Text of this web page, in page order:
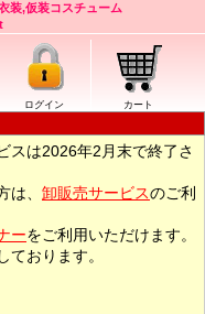
装,仮装コスチューム
ログイン カート
スは2026年2月末で終了さ
、 卸販売サービスのご利
ーをご利用いただけます。
おります。